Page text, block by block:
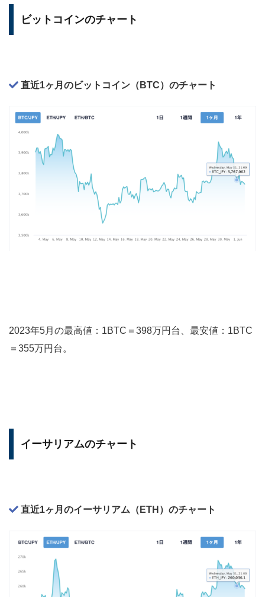
ビットコインのチャート
直近1ヶ月のビットコイン（BTC）のチャート
2023年5月の最高値：1BTC＝398万円台、最安値：1BTC
＝355万円台。
イーサリアムのチャート
直近1ヶ月のイーサリアム（ETH）のチャート